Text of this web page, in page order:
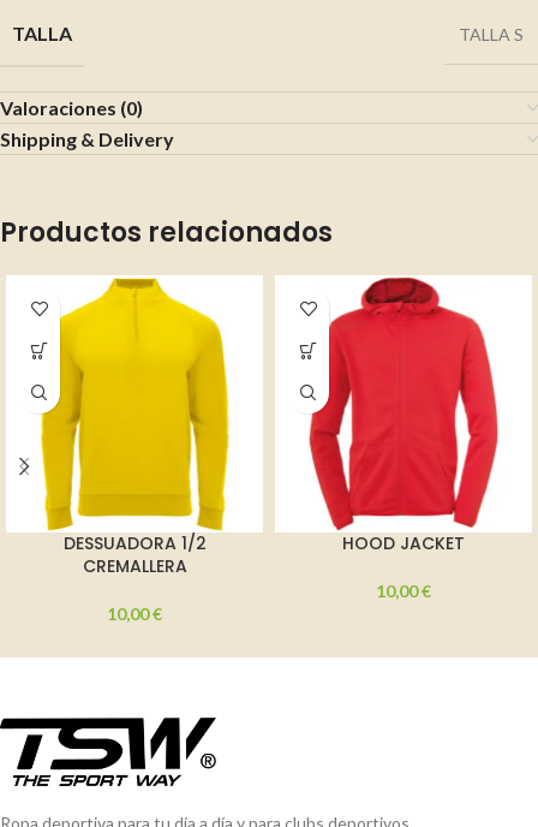
TALLA
TALLA S
Valoraciones (0)
Shipping & Delivery
Productos relacionados
DESSUADORA 1/2
CREMALLERA
10,00€
HOOD JACKET
10,00€
Ropa deportiva para tu día a día y para clubs deportivos.